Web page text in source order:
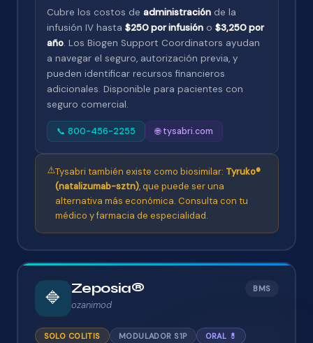
Cubre los costos de administraciónde la
infusión IV hasta $250 por infusióno $3,250 por
año. Los Biogen Support Coordinators ayudan
a navegar el seguro, autorización previa, y
pueden identificar recursos financieros
adicionales. Disponible para pacientes con
seguro comercial.
📞 800-456-2255 🌐 tysabri.com
⚠️Tysabri también existe como biosimilar: Tyruko®
(natalizumab-sztn), que puede ser una
alternativa más económica. Consulta con tu
médico y farmacia de especialidad.
🔷 Zeposia®
ozanimod
BMS
SOLO COLITIS MODULADOR S1P ORAL 💊